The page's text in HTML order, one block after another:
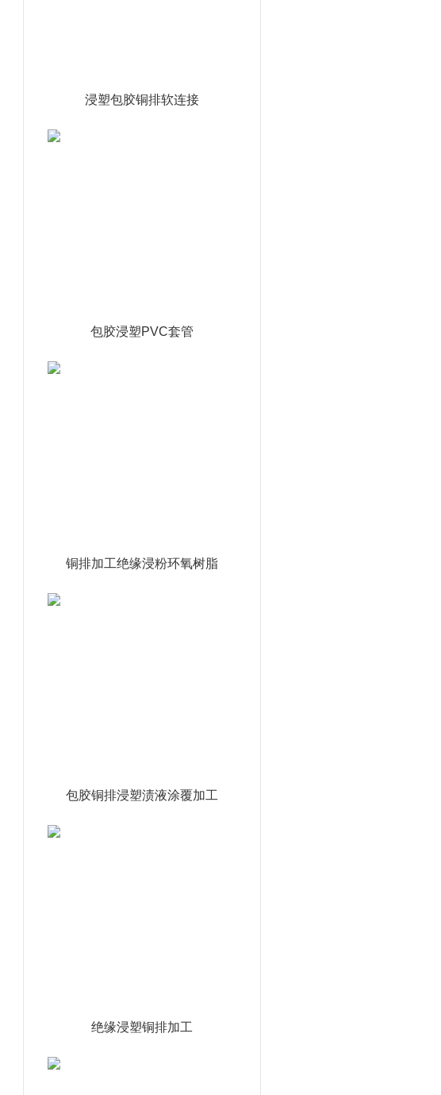
浸塑包胶铜排软连接
包胶浸塑PVC套管
铜排加工绝缘浸粉环氧树脂
包胶铜排浸塑渍液涂覆加工
绝缘浸塑铜排加工